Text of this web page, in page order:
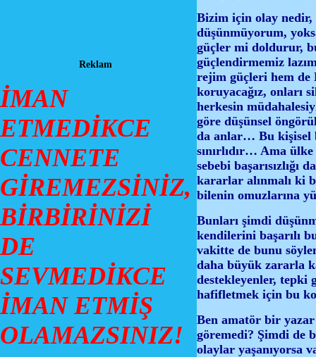
Reklam
İMAN
ETMEDİKCE
CENNETE
GİREMEZSİNİZ,
BİRBİRİNİZİ
DE
SEVMEDİKCE
İMAN ETMİŞ
OLAMAZSINIZ!
Bizim için olay nedir,
düşünmüyorum,
güçler mi doldurur,
güçlendirmemiz
rejim güçleri hem de
koruyacağız, onları
herkesin
göre düşünsel
da anlar… Bu kişisel
sınırlıdır… Ama
sebebi
kararlar alınmalı ki
bilenin omuzlarına
Bunları şimdi
kendilerini başarılı
vakitte de bunu
daha büyük zararla
destekleyenler, tepki
hafifletmek için bu
Ben amatör bir
göremedi? Şimdi de
olaylar yaşanıyorsa